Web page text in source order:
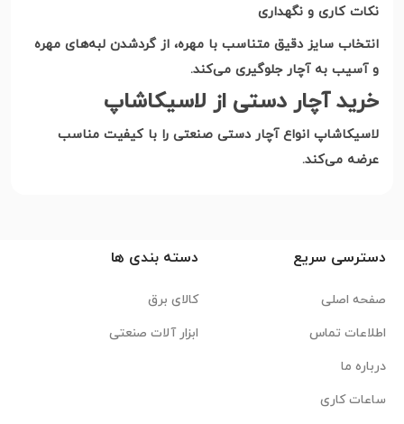
نکات کاری و نگهداری
انتخاب سایز دقیق متناسب با مهره، از گردشدن لبه‌های مهره
و آسیب به آچار جلوگیری می‌کند.
خرید آچار دستی از لاسیکاشاپ
لاسیکاشاپ انواع آچار دستی صنعتی را با کیفیت مناسب
عرضه می‌کند.
دسترسی سریع
صفحه اصلی
اطلاعات تماس
درباره ما
ساعات کاری
دسته بندی ها
کالای برق
ابزار آلات صنعتی